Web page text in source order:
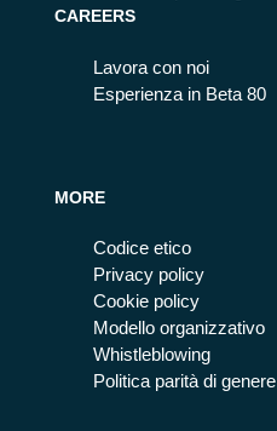
CAREERS
Lavora con noi
Esperienza in Beta 80
MORE
Codice etico
Privacy policy
Cookie policy
Modello organizzativo
Whistleblowing
Politica parità di genere